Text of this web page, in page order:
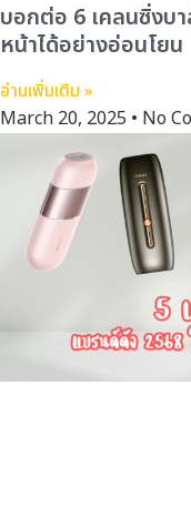
บอกต่อ 6 เคลนซิ่งบ
หน้าได้อย่างอ่อนโยน
อ่านเพิ่มเติม »
March 20, 2025 No